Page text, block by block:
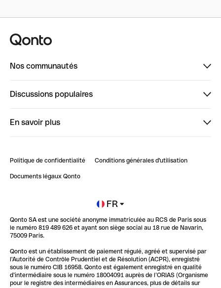
Nos communautés
ClubQonto
Discussions populaires
Impact de l'IA sur les carrières/productivité
En savoir plus
Blog
Newsroom
Glossaire finance
Politique de confidentialité Conditions générales d'utilisation
Documents légaux Qonto
FR
Qonto SA est une société anonyme immatriculée au RCS de Paris sous
le numéro 819 489 626 et ayant son siège social au 18 rue de Navarin,
75009 Paris.
Qonto est un établissement de paiement régulé, agréé et supervisé par
l'Autorité de Contrôle Prudentiel et de Résolution (ACPR), enregistré
sous le numéro CIB 16958. Qonto est également enregistré en qualité
d’intermédiaire sous le numéro 18004091 auprès de l’ORIAS (Organisme
pour le registre des intermédiaires en Assurances, plus de détails sur